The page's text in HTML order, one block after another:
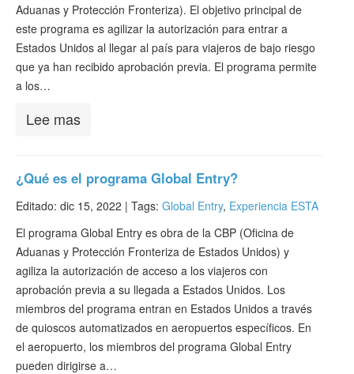
Aduanas y Protección Fronteriza). El objetivo principal de
este programa es agilizar la autorización para entrar a
Estados Unidos al llegar al país para viajeros de bajo riesgo
que ya han recibido aprobación previa. El programa permite
a los…
Lee mas
¿Qué es el programa Global Entry?
Editado: dic 15, 2022 | Tags: Global Entry, Experiencia ESTA
El programa Global Entry es obra de la CBP (Oficina de
Aduanas y Protección Fronteriza de Estados Unidos) y
agiliza la autorización de acceso a los viajeros con
aprobación previa a su llegada a Estados Unidos. Los
miembros del programa entran en Estados Unidos a través
de quioscos automatizados en aeropuertos específicos. En
el aeropuerto, los miembros del programa Global Entry
pueden dirigirse a…